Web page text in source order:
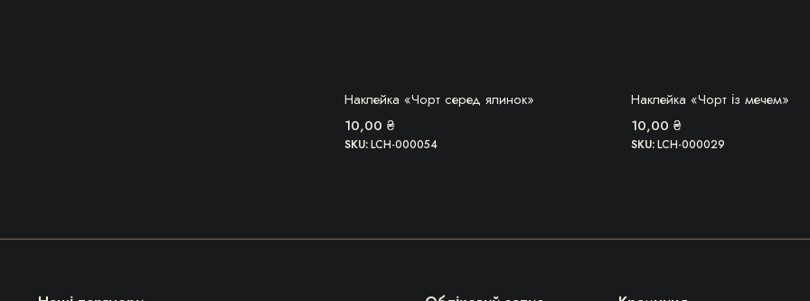
БЕРУ!
Наклейка «Чорт серед ялинок»
10,00 ₴
SKU:LCH-000054
БЕРУ!
Наклейка «Чорт із мечем»
10,00 ₴
SKU:LCH-000029